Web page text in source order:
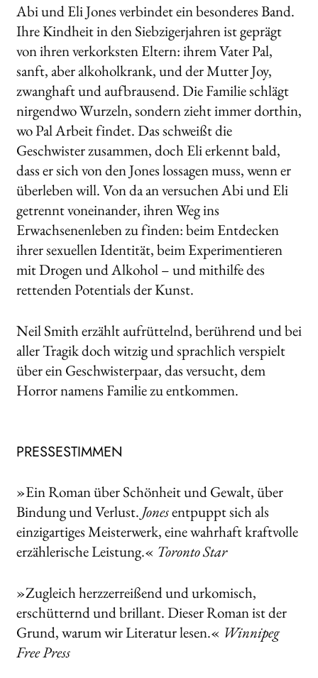
Abi und Eli Jones verbindet ein besonderes Band.
Ihre Kindheit in den Siebzigerjahren ist geprägt
von ihren verkorksten Eltern: ihrem Vater Pal,
sanft, aber alkoholkrank, und der Mutter Joy,
zwanghaft und aufbrausend. Die Familie schlägt
nirgendwo Wurzeln, sondern zieht immer dorthin,
wo Pal Arbeit findet. Das schweißt die
Geschwister zusammen, doch Eli erkennt bald,
dass er sich von den Jones lossagen muss, wenn er
überleben will. Von da an versuchen Abi und Eli
getrennt voneinander, ihren Weg ins
Erwachsenenleben zu finden: beim Entdecken
ihrer sexuellen Identität, beim Experimentieren
mit Drogen und Alkohol – und mithilfe des
rettenden Potentials der Kunst.
Neil Smith erzählt aufrüttelnd, berührend und bei
aller Tragik doch witzig und sprachlich verspielt
über ein Geschwisterpaar, das versucht, dem
Horror namens Familie zu entkommen.
PRESSESTIMMEN
»Ein Roman über Schönheit und Gewalt, über
Bindung und Verlust. Jonesentpuppt sich als
einzigartiges Meisterwerk, eine wahrhaft kraftvolle
erzählerische Leistung.« Toronto Star
»Zugleich herzzerreißend und urkomisch,
erschütternd und brillant. Dieser Roman ist der
Grund, warum wir Literatur lesen.« Winnipeg
Free Press